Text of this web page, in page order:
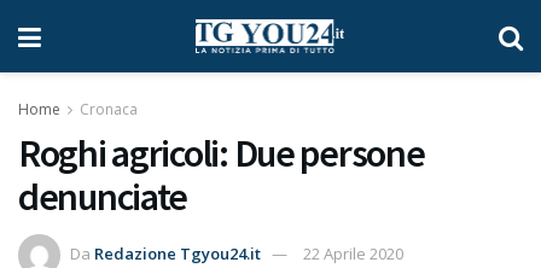
Home Cronaca
Roghi agricoli: Due persone
denunciate
Da Redazione Tgyou24.it 22 Aprile 2020